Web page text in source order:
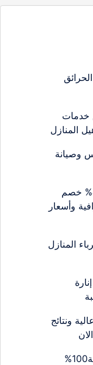
الحرائق
خدمات
وصيانة
شركة تنظيف وسط الرياض بـ 45% خصم
وأسعار
المنازل
ونتائج
شركة تنظيف بشقراء نظافة مثالية100%